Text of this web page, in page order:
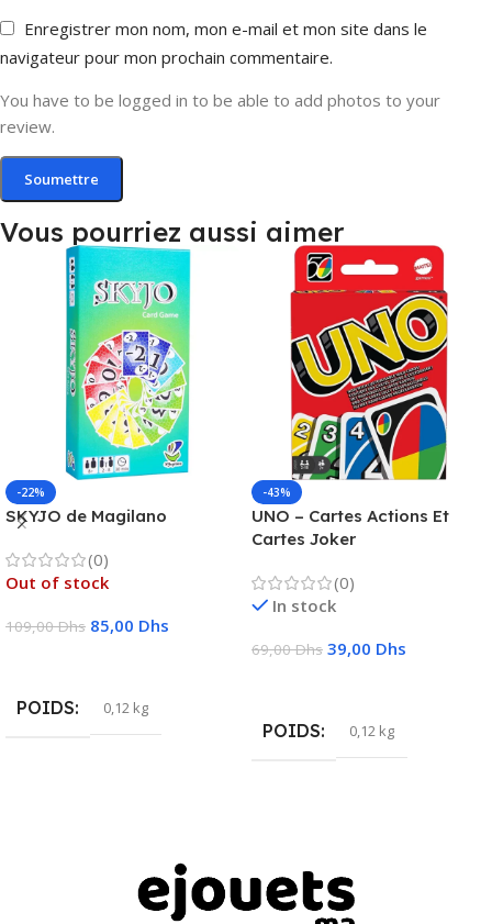
Enregistrer mon nom, mon e-mail et mon site dans le
navigateur pour mon prochain commentaire.
You have to be logged in to be able to add photos to your
review.
Vous pourriez aussi aimer
-22%
SKYJO de Magilano
(0)
Out of stock
109,00Dhs 85,00 Dhs
POIDS 0,12 kg
-43%
UNO – Cartes Actions Et
Cartes Joker
(0)
In stock
69,00Dhs 39,00 Dhs
POIDS 0,12 kg